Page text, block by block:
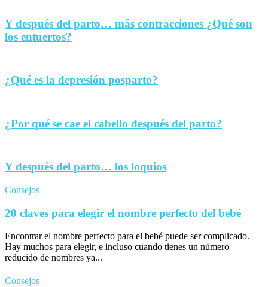
Y después del parto… más contracciones ¿Qué son
los entuertos?
¿Qué es la depresión posparto?
¿Por qué se cae el cabello después del parto?
Y después del parto… los loquios
Consejos
20 claves para elegir el nombre perfecto del bebé
Encontrar el nombre perfecto para el bebé puede ser complicado.
Hay muchos para elegir, e incluso cuando tienes un número
reducido de nombres ya...
Consejos